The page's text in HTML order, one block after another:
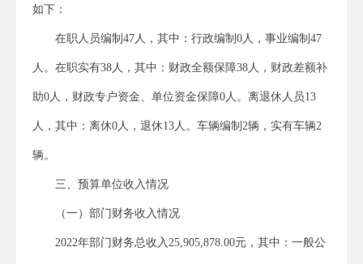
如下：
在职人员编制47人，其中：行政编制0人，事业编制47
人。在职实有38人，其中：财政全额保障38人，财政差额补
助0人，财政专户资金、单位资金保障0人。离退休人员13
人，其中：离休0人，退休13人。车辆编制2辆，实有车辆2
辆。
三、预算单位收入情况
（一）部门财务收入情况
2022年部门财务总收入25,905,878.00元，其中：一般公